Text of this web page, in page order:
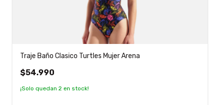
Traje Baño Clasico Turtles Mujer Arena
$54.990
¡Solo quedan 2 en stock!